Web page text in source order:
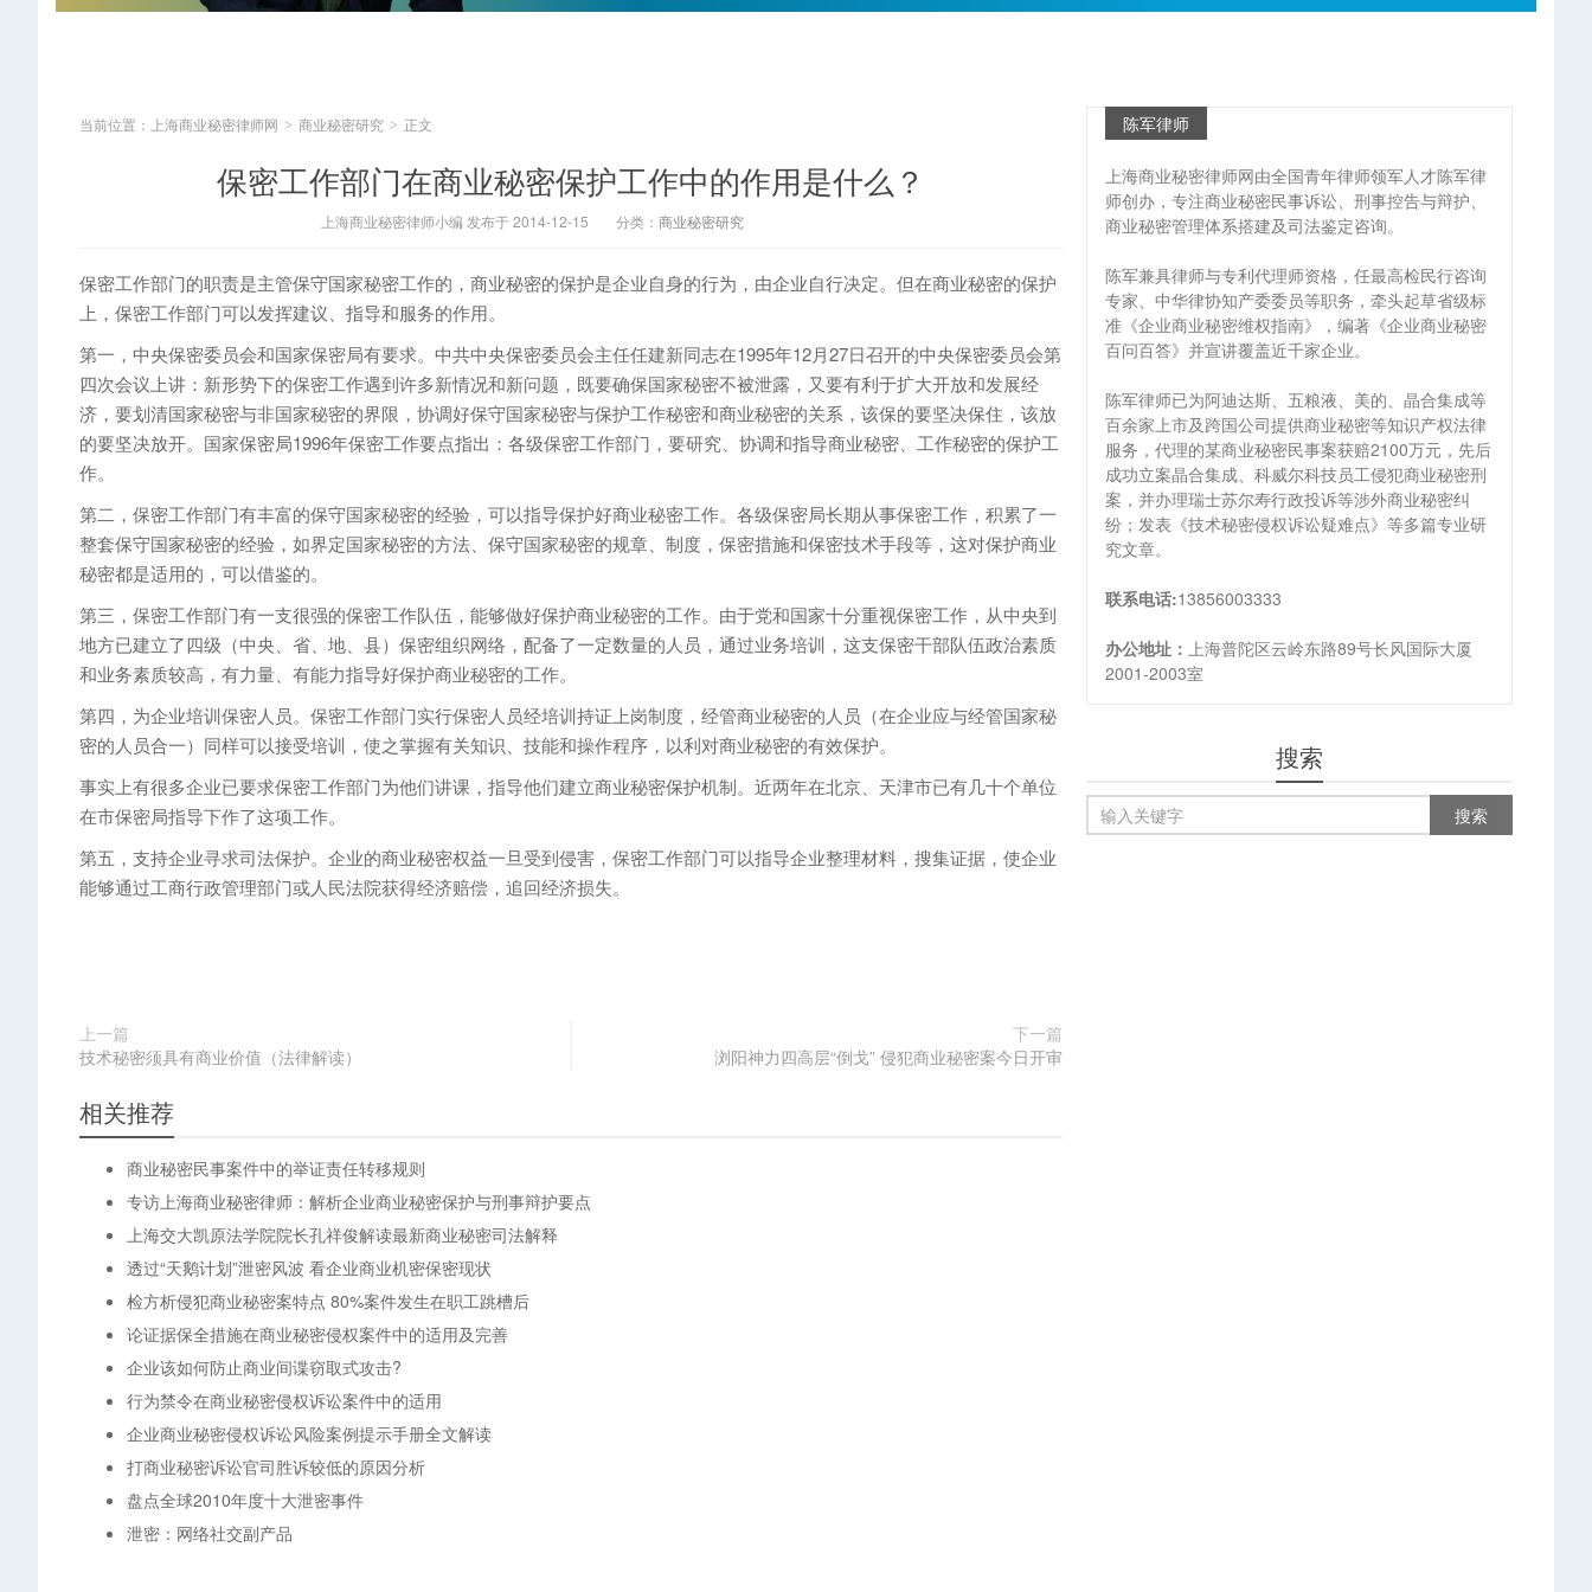
当前位置： 上海商业秘密律师网 > 商业秘密研究 > 正文
保密工作部门在商业秘密保护工作中的作用是什么？
上海商业秘密律师小编 发布于 2014-12-15 分类： 商业秘密研究
保密工作部门的职责是主管保守国家秘密工作的，商业秘密的保护是企业自身的行为，由企业自行决定。但在商业秘密的保护
上，保密工作部门可以发挥建议、指导和服务的作用。
第一，中央保密委员会和国家保密局有要求。中共中央保密委员会主任任建新同志在1995年12月27日召开的中央保密委员会第
四次会议上讲：新形势下的保密工作遇到许多新情况和新问题，既要确保国家秘密不被泄露，又要有利于扩大开放和发展经
济，要划清国家秘密与非国家秘密的界限，协调好保守国家秘密与保护工作秘密和商业秘密的关系，该保的要坚决保住，该放
的要坚决放开。国家保密局1996年保密工作要点指出：各级保密工作部门，要研究、协调和指导商业秘密、工作秘密的保护工
作。
第二，保密工作部门有丰富的保守国家秘密的经验，可以指导保护好商业秘密工作。各级保密局长期从事保密工作，积累了一
整套保守国家秘密的经验，如界定国家秘密的方法、保守国家秘密的规章、制度，保密措施和保密技术手段等，这对保护商业
秘密都是适用的，可以借鉴的。
第三，保密工作部门有一支很强的保密工作队伍，能够做好保护商业秘密的工作。由于党和国家十分重视保密工作，从中央到
地方已建立了四级（中央、省、地、县）保密组织网络，配备了一定数量的人员，通过业务培训，这支保密干部队伍政治素质
和业务素质较高，有力量、有能力指导好保护商业秘密的工作。
第四，为企业培训保密人员。保密工作部门实行保密人员经培训持证上岗制度，经管商业秘密的人员（在企业应与经管国家秘
密的人员合一）同样可以接受培训，使之掌握有关知识、技能和操作程序，以利对商业秘密的有效保护。
事实上有很多企业已要求保密工作部门为他们讲课，指导他们建立商业秘密保护机制。近两年在北京、天津市已有几十个单位
在市保密局指导下作了这项工作。
第五，支持企业寻求司法保护。企业的商业秘密权益一旦受到侵害，保密工作部门可以指导企业整理材料，搜集证据，使企业
能够通过工商行政管理部门或人民法院获得经济赔偿，追回经济损失。
上一篇
技术秘密须具有商业价值（法律解读）
下一篇
浏阳神力四高层“倒戈” 侵犯商业秘密案今日开审
相关推荐
商业秘密民事案件中的举证责任转移规则
专访上海商业秘密律师：解析企业商业秘密保护与刑事辩护要点
上海交大凯原法学院院长孔祥俊解读最新商业秘密司法解释
透过“天鹅计划”泄密风波 看企业商业机密保密现状
检方析侵犯商业秘密案特点 80%案件发生在职工跳槽后
论证据保全措施在商业秘密侵权案件中的适用及完善
企业该如何防止商业间谍窃取式攻击?
行为禁令在商业秘密侵权诉讼案件中的适用
企业商业秘密侵权诉讼风险案例提示手册全文解读
打商业秘密诉讼官司胜诉较低的原因分析
盘点全球2010年度十大泄密事件
泄密：网络社交副产品
陈军律师
上海商业秘密律师网由全国青年律师领军人才陈军律
师创办，专注商业秘密民事诉讼、刑事控告与辩护、
商业秘密管理体系搭建及司法鉴定咨询。
陈军兼具律师与专利代理师资格，任最高检民行咨询
专家、中华律协知产委委员等职务，牵头起草省级标
准《企业商业秘密维权指南》，编著《企业商业秘密
百问百答》并宣讲覆盖近千家企业。
陈军律师已为阿迪达斯、五粮液、美的、晶合集成等
百余家上市及跨国公司提供商业秘密等知识产权法律
服务，代理的某商业秘密民事案获赔2100万元，先后
成功立案晶合集成、科威尔科技员工侵犯商业秘密刑
案，并办理瑞士苏尔寿行政投诉等涉外商业秘密纠
纷；发表《技术秘密侵权诉讼疑难点》等多篇专业研
究文章。
联系电话:13856003333
办公地址： 上海普陀区云岭东路89号长风国际大厦
2001-2003室
搜索